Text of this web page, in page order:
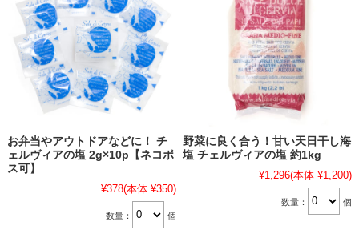
お弁当やアウトドアなどに！ チ
ェルヴィアの塩 2g×10p【ネコポ
ス可】
¥378(本体 ¥350)
数量： 個
野菜に良く合う！甘い天日干し海
塩 チェルヴィアの塩 約1kg
¥1,296(本体 ¥1,200)
数量： 個